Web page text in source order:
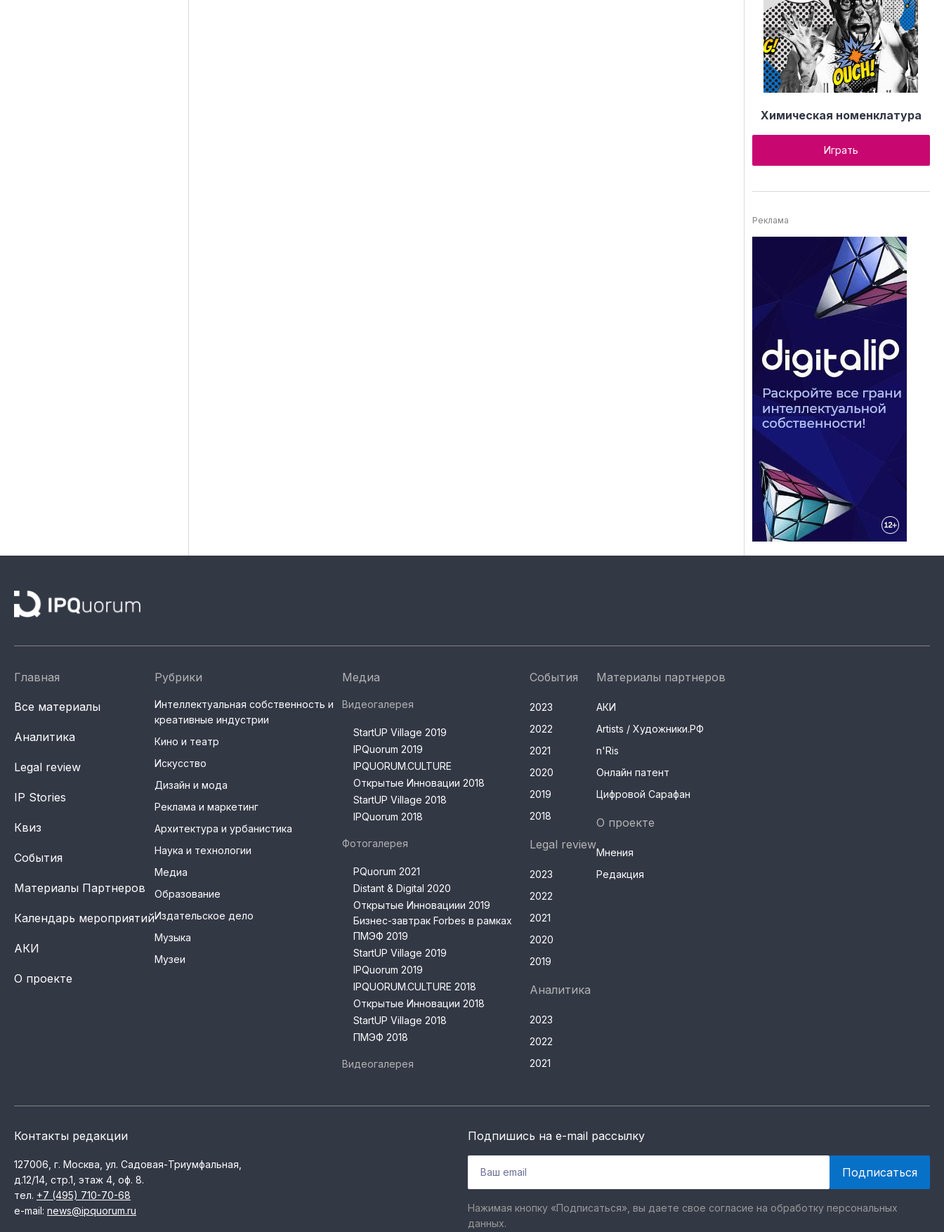
Химическая номенклатура
Играть
Реклама
Главная
Все материалы
Аналитика
Legal review
IP Stories
Квиз
События
Материалы Партнеров
Календарь мероприятий
АКИ
О проекте
Рубрики
Интеллектуальная собственность и
креативные индустрии
Кино и театр
Искусство
Дизайн и мода
Реклама и маркетинг
Архитектура и урбанистика
Наука и технологии
Медиа
Образование
Издательское дело
Музыка
Музеи
Медиа
Видеогалерея
StartUP Village 2019
IPQuorum 2019
IPQUORUM.CULTURE
Открытые Инновации 2018
StartUP Village 2018
IPQuorum 2018
Фотогалерея
PQuorum 2021
Distant & Digital 2020
Открытые Инновациии 2019
Бизнес-завтрак Forbes в рамках
ПМЭФ 2019
StartUP Village 2019
IPQuorum 2019
IPQUORUM.CULTURE 2018
Открытые Инновации 2018
StartUP Village 2018
ПМЭФ 2018
Видеогалерея
События
2023
2022
2021
2020
2019
2018
Legal review
2023
2022
2021
2020
2019
Аналитика
2023
2022
2021
Материалы партнеров
АКИ
Artists / Художники.РФ
n'Ris
Онлайн патент
Цифровой Сарафан
О проекте
Мнения
Редакция
Контакты редакции
127006, г. Москва, ул. Садовая-Триумфальная,
д.12/14, стр.1, этаж 4, оф. 8.
тел. +7 (495) 710-70-68
e-mail: news@ipquorum.ru
Подпишись на e-mail рассылку
Нажимая кнопку «Подписаться», вы даете свое согласие на обработку персональных
данных.